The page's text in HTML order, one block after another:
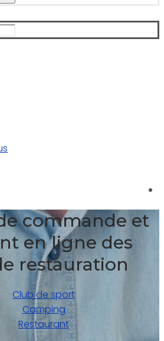
commande et
en ligne des
restauration
Club de sport
Camping
Restaurant